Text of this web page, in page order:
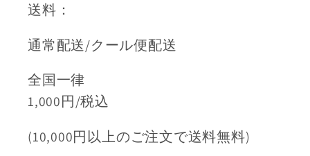
送料：
通常配送/クール便配送
全国一律
1,000円/税込
(10,000円以上のご注文で送料無料)